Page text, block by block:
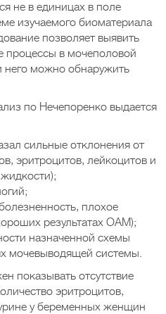
не в единицах в поле
изучаемого биоматериала
позволяет выявить
процессы в мочеполовой
можно обнаружить
по Нечепоренко выдается
сильные отклонения от
эритроцитов, лейкоцитов и
плохое
результатах ОАМ);
назначенной схемы
мочевыводящей системы.
показывать отсутствие
эритроцитов,
у беременных женщин